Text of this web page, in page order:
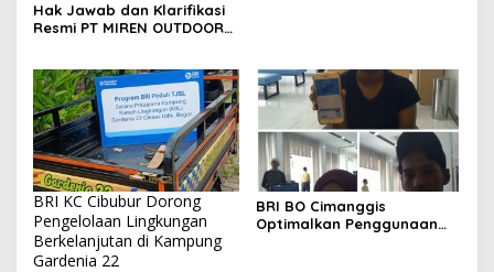
Hak Jawab dan Klarifikasi
Resmi PT MIREN OUTDOOR
Isu yang Berkembang di
Masyarakat
BRI KC Cibubur Dorong
Pengelolaan Lingkungan
Berkelanjutan di Kampung
Gardenia 22
BRI BO Cimanggis
Optimalkan Penggunaan